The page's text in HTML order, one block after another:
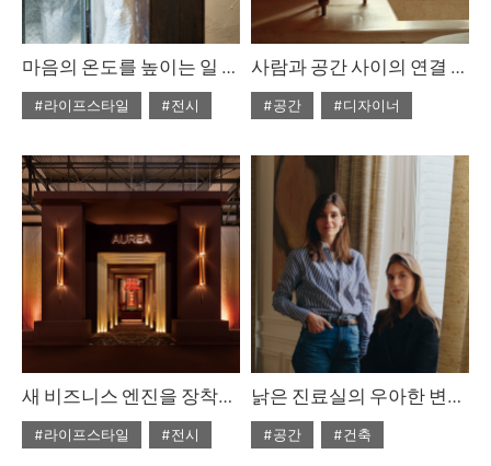
마음의 온도를 높이는 일 : 갤러리단정
#라이프스타일
#전시
사람과 공간 사이의 연결 : 가우디 서거 100주년 기념, 가구 컬렉션
#공간
#디자이너
새 비즈니스 엔진을 장착한 살로네 델 모빌레. 밀라노 2026
#라이프스타일
#전시
낡은 진료실의 우아한 변신, 에스테르 카츠&레아 카츠
#공간
#건축